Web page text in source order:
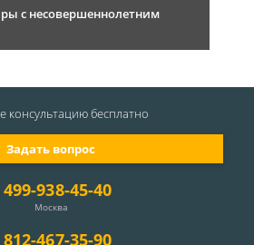
с несовершеннолетним
938-45-40
Москва
467-35-90
Задать вопрос
консультациюбесплатно